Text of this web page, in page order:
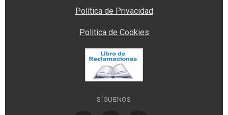
Política de Privacidad
Politica de Cookies
SÍGUENOS